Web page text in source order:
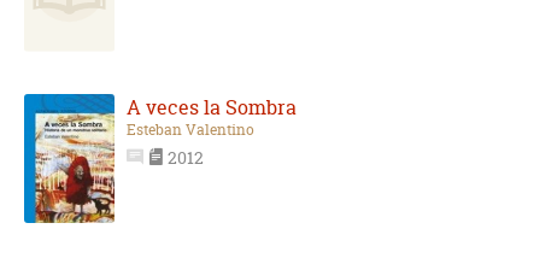
A veces la Sombra
Esteban Valentino
2012